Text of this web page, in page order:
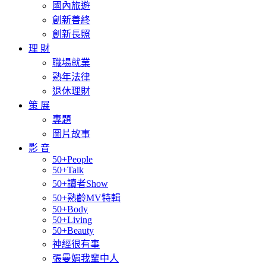
國內旅遊
創新善終
創新長照
理 財
職場就業
熟年法律
退休理財
策 展
專題
圖片故事
影 音
50+People
50+Talk
50+讀者Show
50+熟齡MV特輯
50+Body
50+Living
50+Beauty
神經很有事
張曼娟我輩中人